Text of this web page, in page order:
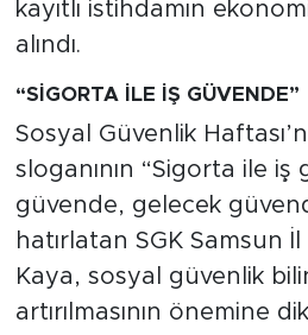
kayıtlı istihdamın
alındı.
“SİGORTA İLE İŞ GÜVENDE”
Sosyal Güvenlik
sloganının “Sigorta ile iş
güvende, gelecek
hatırlatan SGK Samsun
Kaya, sosyal güvenlik
artırılmasının önemine